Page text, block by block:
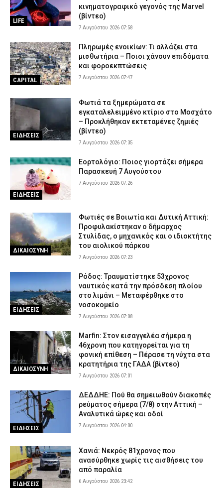
ΔΙΚΑΙΟΣΥΝΗ 6 Αυγούστου 2026 18:40
Άνω Λιόσια: Δύο συλληφθέντες για τον θάνατο του 72χρονου –
ΑΣΤΥΝΟΜΙΑ 6 Αυγούστου 2026 18:39
Τραγωδία στην Ελασσόνα: Άνδρας εντοπίστηκε νεκρός στο
χωράφι του
ΕΙΔΗΣΕΙΣ 6 Αυγούστου 2026 18:28
LIFE
κινηματογραφικό γεγονός της Marvel
(βίντεο)
7 Αυγούστου 2026 07:58
CAPITAL
Πληρωμές ενοικίων: Τι αλλάζει στα
μισθωτήρια – Ποιοι χάνουν επιδόματα
και φοροεκπτώσεις
7 Αυγούστου 2026 07:47
ΕΙΔΗΣΕΙΣ
Φωτιά τα ξημερώματα σε
εγκαταλελειμμένο κτίριο στο Μοσχάτο
– Προκλήθηκαν εκτεταμένες ζημιές
(βίντεο)
7 Αυγούστου 2026 07:35
ΕΙΔΗΣΕΙΣ
Εορτολόγιο: Ποιος γιορτάζει σήμερα
Παρασκευή 7 Αυγούστου
7 Αυγούστου 2026 07:26
ΔΙΚΑΙΟΣΥΝΗ
Φωτιές σε Βοιωτία και Δυτική Αττική:
Προφυλακίστηκαν ο δήμαρχος
Στυλίδας, ο μηχανικός και ο ιδιοκτήτης
του αιολικού πάρκου
7 Αυγούστου 2026 07:23
ΕΙΔΗΣΕΙΣ
Ρόδος: Τραυματίστηκε 53χρονος
ναυτικός κατά την πρόσδεση πλοίου
στο λιμάνι – Μεταφέρθηκε στο
νοσοκομείο
7 Αυγούστου 2026 07:08
ΔΙΚΑΙΟΣΥΝΗ
Marfin: Στον εισαγγελέα σήμερα η
46χρονη που κατηγορείται για τη
φονική επίθεση – Πέρασε τη νύχτα στα
κρατητήρια της ΓΑΔΑ (βίντεο)
7 Αυγούστου 2026 07:01
ΕΙΔΗΣΕΙΣ
ΔΕΔΔΗΕ: Πού θα σημειωθούν διακοπές
ρεύματος σήμερα (7/8) στην Αττική –
Αναλυτικά ώρες και οδοί
7 Αυγούστου 2026 04:00
ΕΙΔΗΣΕΙΣ
Χανιά: Νεκρός 81χρονος που
ανασύρθηκε χωρίς τις αισθήσεις του
από παραλία
6 Αυγούστου 2026 23:42